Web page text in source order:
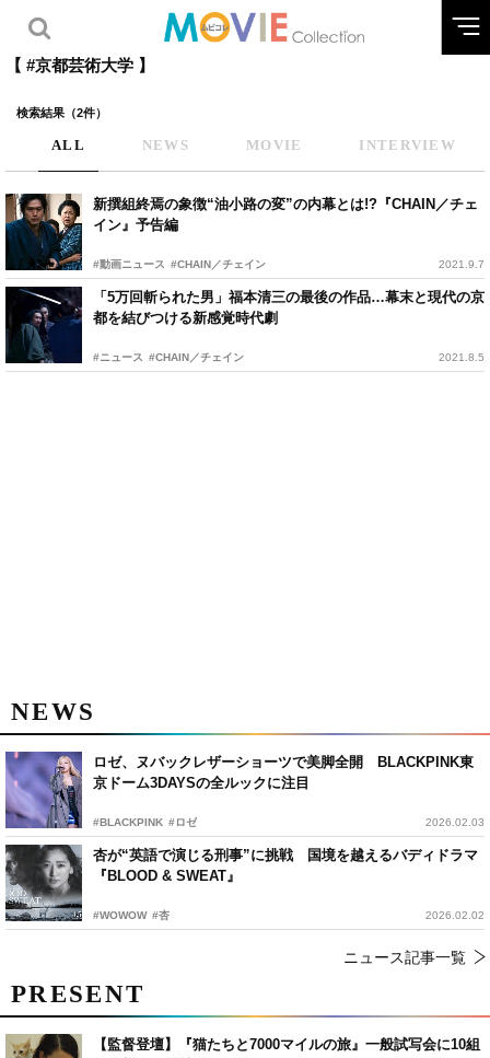
【 #京都芸術大学 】
検索結果（2件）
ALL NEWS MOVIE INTERVIEW
新撰組終焉の象徴“油小路の変”の内幕とは!?『CHAIN／チェ
イン』予告編
#動画ニュース #CHAIN／チェイン 2021.9.7
「5万回斬られた男」福本清三の最後の作品…幕末と現代の京
都を結びつける新感覚時代劇
#ニュース #CHAIN／チェイン 2021.8.5
NEWS
ロゼ、ヌバックレザーショーツで美脚全開 BLACKPINK東
京ドーム3DAYSの全ルックに注目
#BLACKPINK #ロゼ 2026.02.03
杏が“英語で演じる刑事”に挑戦 国境を越えるバディドラマ
『BLOOD & SWEAT』
#WOWOW #杏 2026.02.02
ニュース記事一覧
PRESENT
【監督登壇】『猫たちと7000マイルの旅』一般試写会に10組